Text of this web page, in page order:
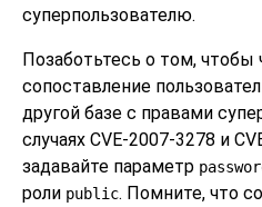
суперпользователю.
Позаботьтесь о том, чтобы
сопоставление
другой базе с правами
случаях CVE-2007-3278 и
задавайте параметр
роли public. Помните, что